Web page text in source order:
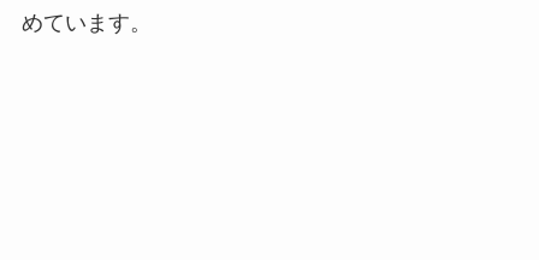
めています。